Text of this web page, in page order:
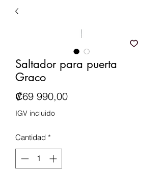
Saltador para puerta
Graco
₡69 990,00Precio
IGV incluido
Cantidad *